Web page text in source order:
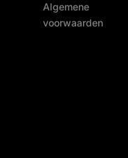
Algemene
voorwaarden